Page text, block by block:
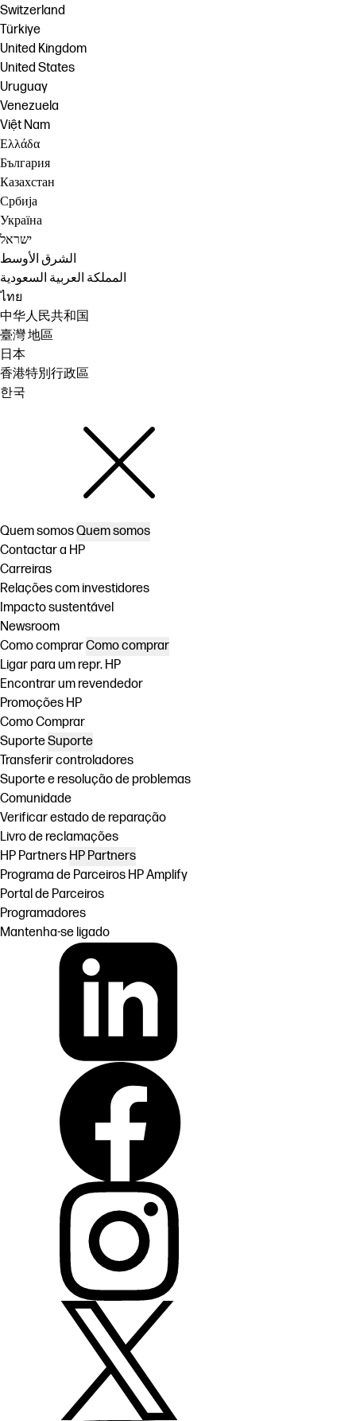
Switzerland
Türkiye
United Kingdom
United States
Uruguay
Venezuela
Việt Nam
Ελλάδα
България
Казахстан
Србија
Україна
ישראל
الشرق الأوسط
المملكة العربية السعودية
ไทย
中华人民共和国
臺灣 地區
日本
香港特別行政區
한국
Quem somosQuem somos
Contactar a HP
Carreiras
Relações com investidores
Impacto sustentável
Newsroom
Como comprarComo comprar
Ligar para um repr. HP
Encontrar um revendedor
Promoções HP
Como Comprar
SuporteSuporte
Transferir controladores
Suporte e resolução de problemas
Comunidade
Verificar estado de reparação
Livro de reclamações
HP Partners HP Partners
Programa de Parceiros HP Amplify
Portal de Parceiros
Programadores
Mantenha-se ligado